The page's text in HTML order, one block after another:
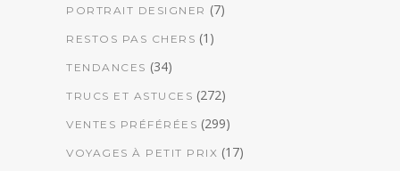
PORTRAIT DESIGNER (7)
RESTOS PAS CHERS (1)
TENDANCES (34)
TRUCS ET ASTUCES (272)
VENTES PRÉFÉRÉES (299)
VOYAGES À PETIT PRIX (17)